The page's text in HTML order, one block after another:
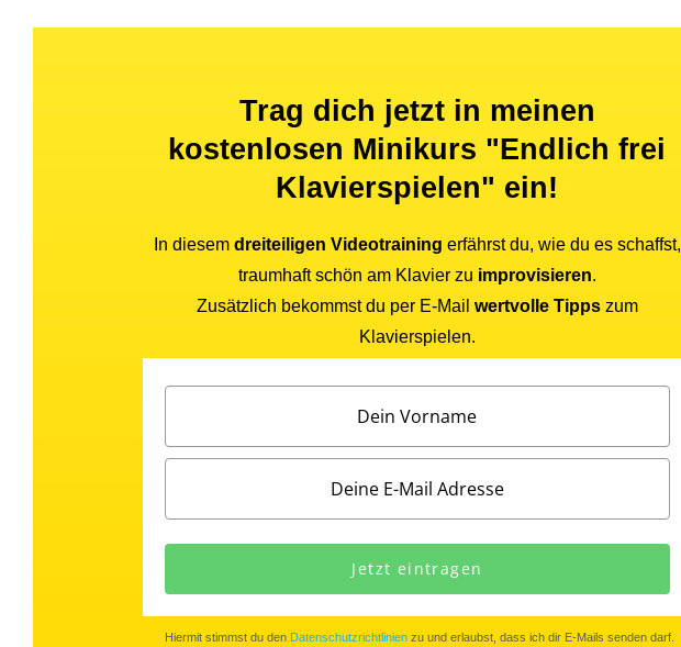
Trag dich jetzt in meinen
kostenlosen Minikurs "Endlich frei
Klavierspielen" ein!
In diesem dreiteiligen Videotraining erfährst du, wie du es schaffst,
traumhaft schön am Klavier zu improvisieren.
Zusätzlich bekommst du per E-Mail wertvolle Tippszum
Klavierspielen.
Jetzt eintragen
Hiermit stimmst du den Datenschutzrichtlinien zu und erlaubst, dass ich dir E-Mails senden darf.